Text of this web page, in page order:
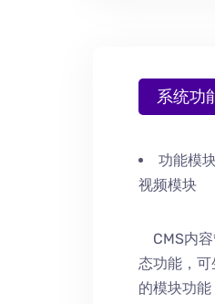
系统功
功能模块
视频模块
CMS内容
态功能，
的模块功能